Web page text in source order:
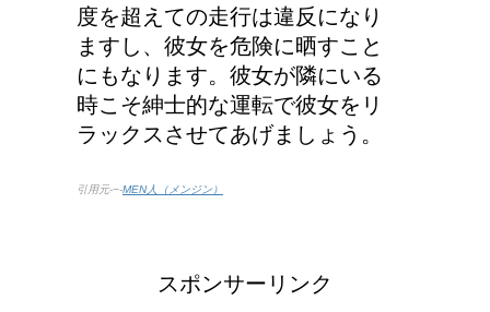
度を超えての走行は違反になり
ますし、彼女を危険に晒すこと
にもなります。彼女が隣にいる
時こそ紳士的な運転で彼女をリ
ラックスさせてあげましょう。
引用元-−-MEN人（メンジン）
スポンサーリンク